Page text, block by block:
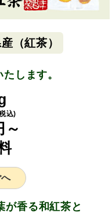
（紅茶）
します。
～
込)
が香る和紅茶と